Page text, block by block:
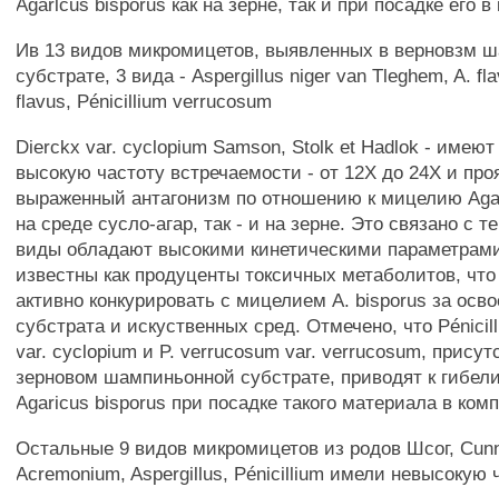
Agarlcus bisporus как на зерне, так и при посадке его в
Ив 13 видов микромицетов, выявленных в верновзм
субстрате, 3 вида - Aspergillus niger van Tleghem, A.
flavus, Pénicillium verrucosum
Dierckx var. cyclopium Samson, Stolk et Hadlok -
высокую частоту встречаемости - от 12Х до 24Х и
выраженный антагонизм по отношению к мицелию
на среде сусло-агар, так - и на зерне. Это связано с
виды обладают высокими кинетическими
известны как продуценты токсичных метаболитов,
активно конкурировать с мицелием A. bisporus за
субстрата и искуственных сред. Отмечено, что
var. cyclopium и P. verrucosum var. verrucosum,
зерновом шампиньонной субстрате, приводят к
Agaricus bisporus при посадке такого материала в
Остальные 9 видов микромицетов из родов Шсог,
Acremonium, Aspergillus, Pénicillium имели невысокую